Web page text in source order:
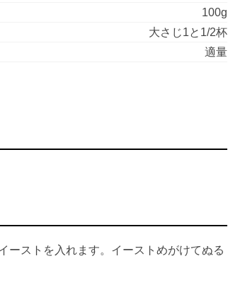
100g
大さじ1と1/2杯
適量
ーストを入れます。イーストめがけてぬる